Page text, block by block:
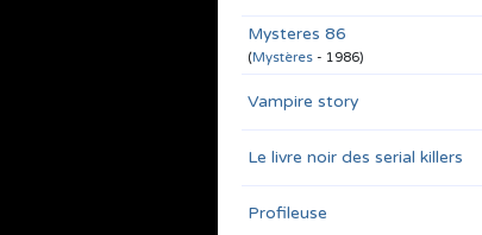
Mysteres 86
(Mystères - 1986)
Vampire story
Le livre noir des serial killers
Profileuse